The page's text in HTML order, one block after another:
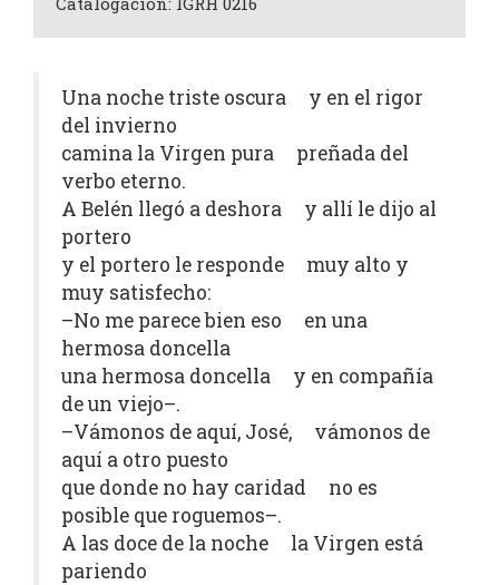
Una noche triste oscura y en el rigor
del invierno
camina la Virgen pura preñada del
verbo eterno.
A Belén llegó a deshora y allí le dijo al
portero
y el portero le responde muy alto y
muy satisfecho:
–No me parece bien eso en una
hermosa doncella
una hermosa doncella y en compañía
de un viejo–.
–Vámonos de aquí, José, vámonos de
aquí a otro puesto
que donde no hay caridad no es
posible que roguemos–.
A las doce de la noche la Virgen está
pariendo